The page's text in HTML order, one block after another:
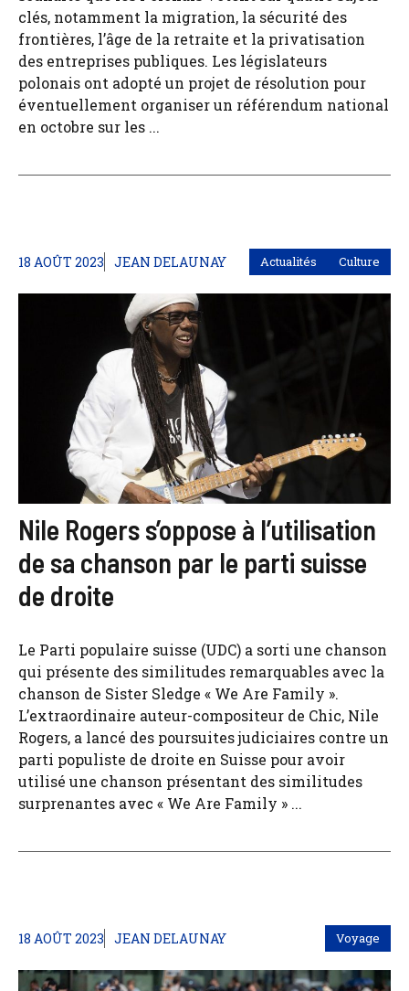
clés, notamment la migration, la sécurité des
frontières, l’âge de la retraite et la privatisation
des entreprises publiques. Les législateurs
polonais ont adopté un projet de résolution pour
éventuellement organiser un référendum national
en octobre sur les ...
18 AOÛT 2023 JEAN DELAUNAY Actualités Culture
Nile Rogers s’oppose à l’utilisation
de sa chanson par le parti suisse
de droite
Le Parti populaire suisse (UDC) a sorti une chanson
qui présente des similitudes remarquables avec la
chanson de Sister Sledge « We Are Family ».
L’extraordinaire auteur-compositeur de Chic, Nile
Rogers, a lancé des poursuites judiciaires contre un
parti populiste de droite en Suisse pour avoir
utilisé une chanson présentant des similitudes
surprenantes avec « We Are Family » ...
18 AOÛT 2023 JEAN DELAUNAY Voyage